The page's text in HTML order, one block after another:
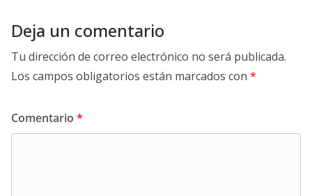
Deja un comentario
Tu dirección de correo electrónico no será publicada.
Los campos obligatorios están marcados con *
Comentario *